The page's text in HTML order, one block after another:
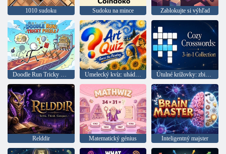
1010 sudoku Sudoku na mince Zablokujte si výhľad
Doodle Run Tricky Puzzle Umelecký kvíz: uhádnite obraz Útulné krížovky: zbierka 3 v 1
Relddir Matematický génius Inteligentný majster